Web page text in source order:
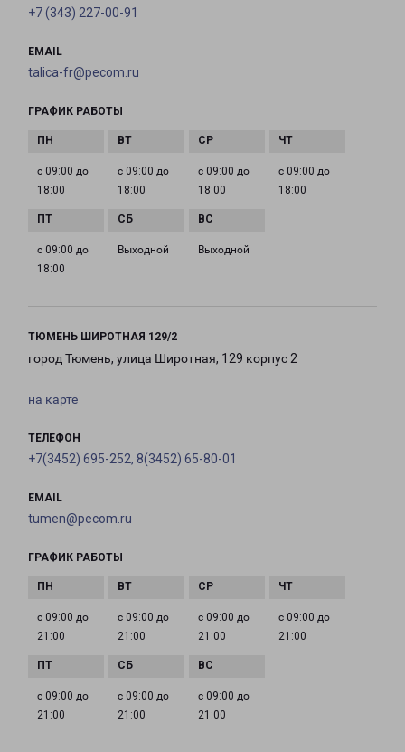
+7 (343) 227-00-91
EMAIL
talica-fr@pecom.ru
ГРАФИК РАБОТЫ
с 09:00 до
18:00
с 09:00 до
18:00
с 09:00 до
18:00
с 09:00 до
18:00
с 09:00 до
18:00
Выходной Выходной
ТЮМЕНЬ ШИРОТНАЯ 129/2
город Тюмень, улица Широтная, 129 корпус 2
на карте
ТЕЛЕФОН
+7(3452) 695-252, 8(3452) 65-80-01
EMAIL
tumen@pecom.ru
ГРАФИК РАБОТЫ
с 09:00 до
21:00
с 09:00 до
21:00
с 09:00 до
21:00
с 09:00 до
21:00
с 09:00 до
21:00
с 09:00 до
21:00
с 09:00 до
21:00